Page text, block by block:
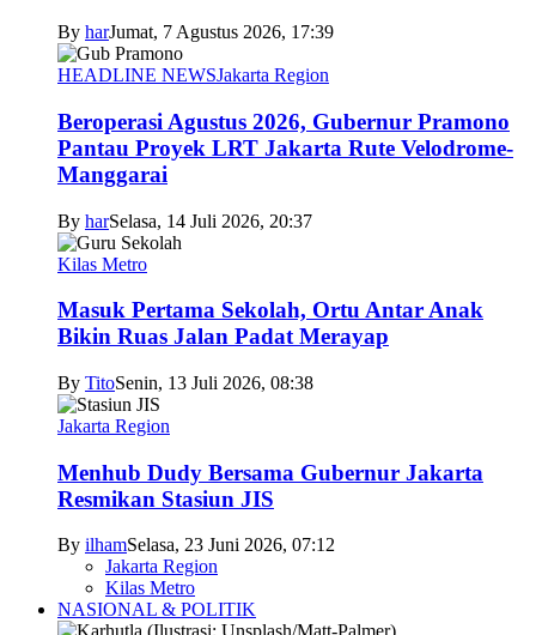
By harJumat, 7 Agustus 2026, 17:39
HEADLINE NEWSJakarta Region
Beroperasi Agustus 2026, Gubernur Pramono
Pantau Proyek LRT Jakarta Rute Velodrome-
Manggarai
By harSelasa, 14 Juli 2026, 20:37
Kilas Metro
Masuk Pertama Sekolah, Ortu Antar Anak
Bikin Ruas Jalan Padat Merayap
By TitoSenin, 13 Juli 2026, 08:38
Jakarta Region
Menhub Dudy Bersama Gubernur Jakarta
Resmikan Stasiun JIS
By ilhamSelasa, 23 Juni 2026, 07:12
Jakarta Region
Kilas Metro
NASIONAL & POLITIK